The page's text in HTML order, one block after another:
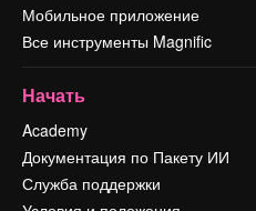
Мобильное приложение
Все инструменты Magnific
Начать
Academy
Документация по Пакету ИИ
Служба поддержки